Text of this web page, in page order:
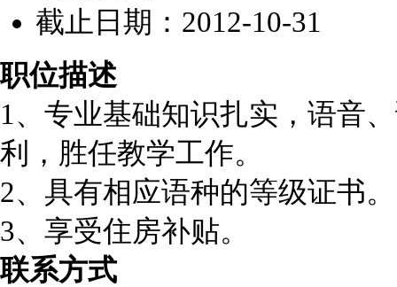
截止日期：2012-10-31
职位描述
1、专业基础知识扎实，语音
利，胜任教学工作。
2、具有相应语种的等级证书。
3、享受住房补贴。
联系方式